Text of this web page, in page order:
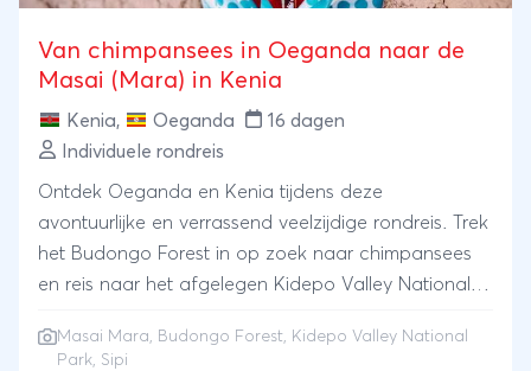
Van chimpansees in Oeganda naar de
Masai (Mara) in Kenia
Kenia, Oeganda
16 dagen
Individuele rondreis
Ontdek Oeganda en Kenia tijdens deze
avontuurlijke en verrassend veelzijdige rondreis. Trek
het Budongo Forest in op zoek naar chimpansees
en reis naar het afgelegen Kidepo Valley National
kunt staan met giraffen en zebra’s. Maak kennis met
Masai Mara, Budongo Forest, Kidepo Valley National
Park, Sipi